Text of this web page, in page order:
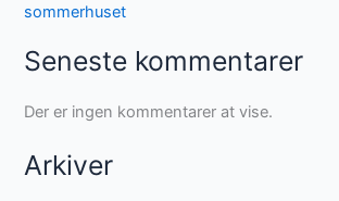
sommerhuset
Seneste kommentarer
Der er ingen kommentarer at vise.
Arkiver